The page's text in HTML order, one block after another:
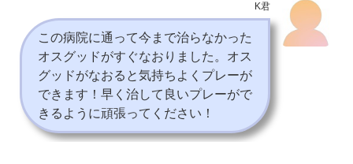
K君
この病院に通って今まで治らなかった
オスグッドがすぐなおりました。オス
グッドがなおると気持ちよくプレーが
できます！早く治して良いプレーがで
きるように頑張ってください！